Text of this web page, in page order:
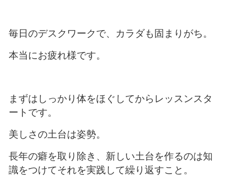
毎日のデスクワークで、カラダも固まりがち。
本当にお疲れ様です。
まずはしっかり体をほぐしてからレッスンスタ
ートです。
美しさの土台は姿勢。
長年の癖を取り除き、新しい土台を作るのは知
識をつけてそれを実践して繰り返すこと。